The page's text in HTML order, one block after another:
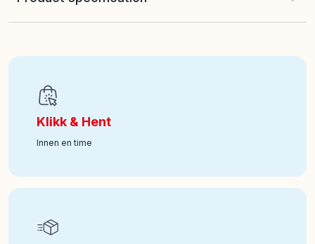
Alder fra
Art nr:242-95800
Klikk & Hent
Innen en time